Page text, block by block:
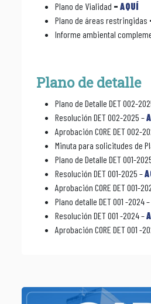
Plano de Vialidad – AQUÍ
Plano de áreas restringidas
Informe ambiental
Plano de detalle
Plano de Detalle DET 002-
Resolución DET 002-2025 –
Aprobación CORE DET 002-
Minuta para solicitudes de
Plano de Detalle DET 001-
Resolución DET 001-2025 –
Aprobación CORE DET 001-
Plano detalle DET 001 -2024 –
Resolución DET 001 -2024 –
Aprobación CORE DET 001 -